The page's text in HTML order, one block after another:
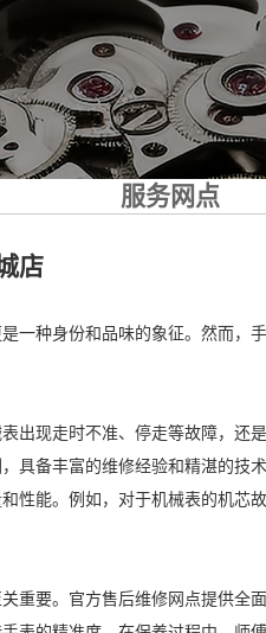
服务网点
店
一种身份和品味的象征。然而，
出现走时不准、停走等故障，还
具备丰富的维修经验和精湛的技
性能。例如，对于机械表的机芯
重要。官方售后维修网点提供全